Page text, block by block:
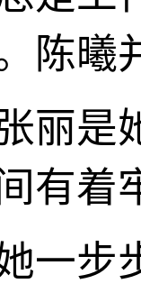
陈曦
丽是
有
一步